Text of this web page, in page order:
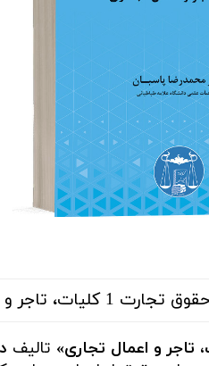
پاسبان انتشارات گنج دانش
تالیف